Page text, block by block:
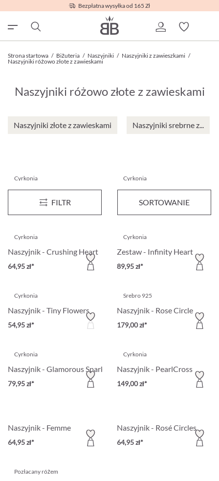
Bezpłatna wysyłka od 165 Zł
Strona startowa / Biżuteria / Naszyjniki / Naszyjniki z zawieszkami /
Naszyjniki różowo złote z zawieskami
Naszyjniki różowo złote z zawieskami
Naszyjniki złote z zawieskami Naszyjniki srebrne z...
FILTR SORTOWANIE
Cyrkonia
Naszyjnik - Pink Affection
Cyrkonia
Naszyjnik - Lovely Shine
89,95 zł*
Cyrkonia
Naszyjnik - Crushing Heart
64,95 zł*
Cyrkonia
Zestaw - Infinity Heart
89,95 zł*
Cyrkonia
Naszyjnik - Tiny Flowers
54,95 zł*
Srebro 925
Naszyjnik - Rose Circle
179,00 zł*
Cyrkonia
Naszyjnik - Glamorous Sparkle
79,95 zł*
Cyrkonia
Naszyjnik - PearlCross
149,00 zł*
Naszyjnik - Femme
64,95 zł*
Naszyjnik - Rosé Circles
64,95 zł*
Pozłacany różem